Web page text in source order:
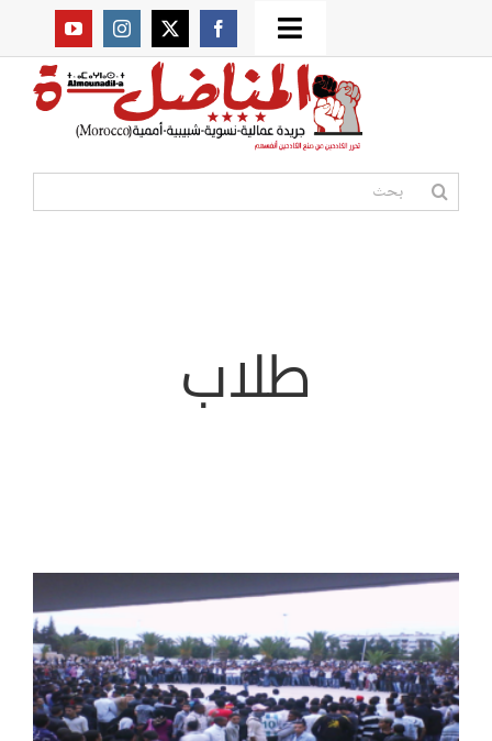
to
Toggle
Navigation
من نحن؟
افتتاحية موقع المناضل-ة
روابط
البحث
طلاب